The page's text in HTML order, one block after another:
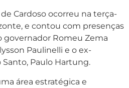
Cardoso ocorreu na terça-
e contou com presenças
governador Romeu Zema
Paulinelli e o ex-
Paulo Hartung.
área estratégica e